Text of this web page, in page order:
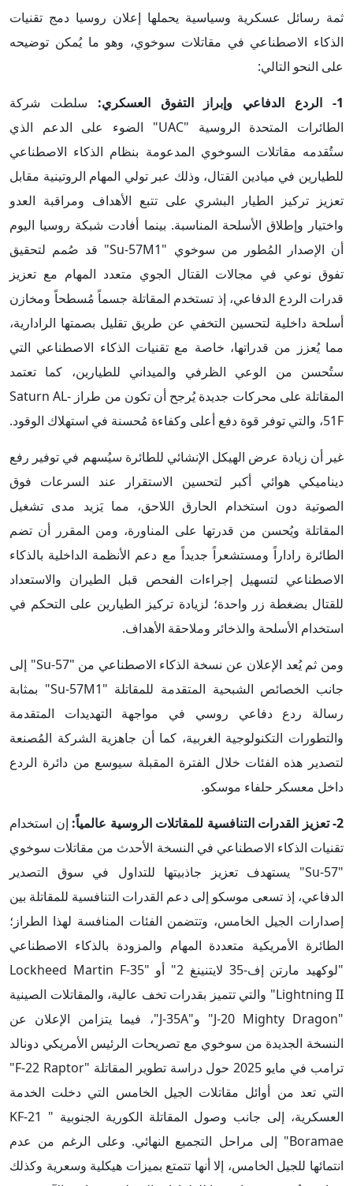
ثمة رسائل عسكرية وسياسية يحملها إعلان روسيا دمج تقنيات
الذكاء الاصطناعي في مقاتلات سوخوي، وهو ما يُمكن توضيحه
على النحو التالي:
1- الردع الدفاعي وإبراز التفوق العسكري:
سلطت شركة
الطائرات المتحدة الروسية "UAC" الضوء على الدعم الذي
ستُقدمه مقاتلات السوخوي المدعومة بنظام الذكاء الاصطناعي
للطيارين في ميادين القتال، وذلك عبر تولي المهام الروتينية مقابل
تعزيز تركيز الطيار البشري على تتبع الأهداف ومراقبة العدو
واختيار وإطلاق الأسلحة المناسبة. بينما أفادت شبكة روسيا اليوم
أن الإصدار المُطور من سوخوي "Su-57M1" قد صُمم لتحقيق
تفوق نوعي في مجالات القتال الجوي متعدد المهام مع تعزيز
قدرات الردع الدفاعي، إذ تستخدم المقاتلة جسماً مُسطحاً ومخازن
أسلحة داخلية لتحسين التخفي عن طريق تقليل بصمتها الرادارية،
مما يُعزز من قدراتها، خاصة مع تقنيات الذكاء الاصطناعي التي
ستُحسن من الوعي الظرفي والميداني للطيارين، كما تعتمد
المقاتلة على محركات جديدة يُرجح أن تكون من طراز Saturn AL-
51F، والتي توفر قوة دفع أعلى وكفاءة مُحسنة في استهلاك الوقود.
غير أن زيادة عرض الهيكل الإنشائي للطائرة سيُسهم في توفير رفع
ديناميكي هوائي أكبر لتحسين الاستقرار عند السرعات فوق
الصوتية دون استخدام الحارق اللاحق، مما يَزيد مدى تشغيل
المقاتلة ويُحسن من قدرتها على المناورة، ومن المقرر أن تضم
الطائرة راداراً ومستشعراً جديداً مع دعم الأنظمة الداخلية بالذكاء
الاصطناعي لتسهيل إجراءات الفحص قبل الطيران والاستعداد
للقتال بضغطة زر واحدة؛ لزيادة تركيز الطيارين على التحكم في
استخدام الأسلحة والذخائر وملاحقة الأهداف.
ومن ثم يُعد الإعلان عن نسخة الذكاء الاصطناعي من "Su-57" إلى
جانب الخصائص الشبحية المتقدمة للمقاتلة "Su-57M1" بمثابة
رسالة ردع دفاعي روسي في مواجهة التهديدات المتقدمة
والتطورات التكنولوجية الغربية، كما أن جاهزية الشركة المُصنعة
لتصدير هذه الفئات خلال الفترة المقبلة سيوسع من دائرة الردع
داخل معسكر حلفاء موسكو.
2- تعزيز القدرات التنافسية للمقاتلات الروسية عالمياً:
إن استخدام
تقنيات الذكاء الاصطناعي في النسخة الأحدث من مقاتلات سوخوي
"Su-57" يستهدف تعزيز جاذبيتها للتداول في سوق التصدير
الدفاعي، إذ تسعى موسكو إلى دعم القدرات التنافسية للمقاتلة بين
إصدارات الجيل الخامس، وتتضمن الفئات المنافسة لهذا الطراز؛
الطائرة الأمريكية متعددة المهام والمزودة بالذكاء الاصطناعي
"لوكهيد مارتن إف-35 لايتنينغ 2" أو "Lockheed Martin F-35
Lightning II" والتي تتميز بقدرات تخف عالية، والمقاتلات الصينية
"J-20 Mighty Dragon" و"J-35A"، فيما يتزامن الإعلان عن
النسخة الجديدة من سوخوي مع تصريحات الرئيس الأمريكي دونالد
ترامب في مايو 2025 حول دراسة تطوير المقاتلة "F-22 Raptor"
التي تعد من أوائل مقاتلات الجيل الخامس التي دخلت الخدمة
العسكرية، إلى جانب وصول المقاتلة الكورية الجنوبية " KF-21
Boramae" إلى مراحل التجميع النهائي. وعلى الرغم من عدم
انتمائها للجيل الخامس، إلا أنها تتمتع بميزات هيكلية وسعرية وكذلك